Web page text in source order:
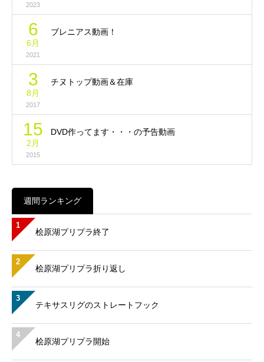
2023
6
6月
2021
ブレニアス動画！
3
8月
2017
チヌトップ動画＆在庫
15
2月
2015
DVD作ってます・・・の予告動画
週間ランキング
1
桧原湖プリプラ終了
2
桧原湖プリプラ折り返し
3
テキサスリグのストレートフック
4
桧原湖プリプラ開始